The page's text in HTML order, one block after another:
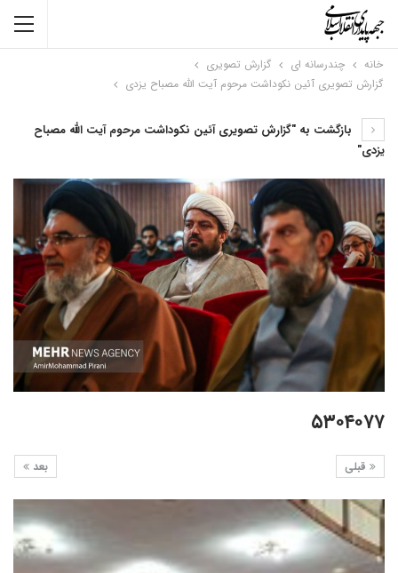
خانه چندرسانه ای
گزارش تصویری
گزارش تصویری آئین نکوداشت مرحوم آیت الله مصباح یزدی
بازگشت به "گزارش تصویری آئین نکوداشت مرحوم آیت الله مصباح
یزدی"
۵۳۰۴۰۷۷
بعد قبلی